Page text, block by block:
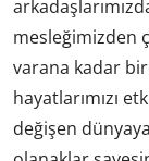
mesleğimizden
varana kadar
hayatlarımızı
değişen